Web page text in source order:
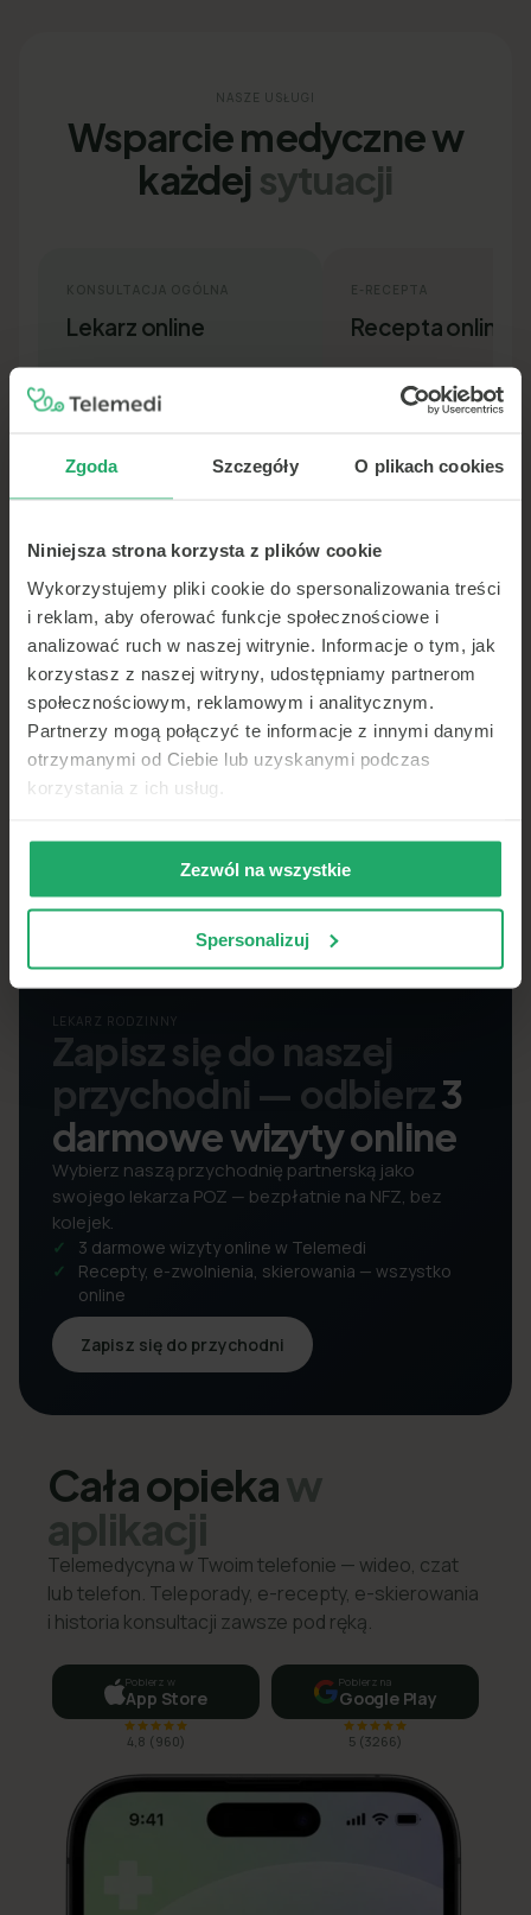
Zgoda Szczegóły O plikach cookies
Niniejsza strona korzysta z plików cookie
Wykorzystujemy pliki cookie do spersonalizowania treści
i reklam, aby oferować funkcje społecznościowe i
analizować ruch w naszej witrynie. Informacje o tym, jak
korzystasz z naszej witryny, udostępniamy partnerom
społecznościowym, reklamowym i analitycznym.
Partnerzy mogą połączyć te informacje z innymi danymi
otrzymanymi od Ciebie lub uzyskanymi podczas
korzystania z ich usług.
Zezwól na wszystkie
Spersonalizuj
NASZE USŁUGI
Wsparcie medyczne w
każdej sytuacji
Lekarz online
Lekarz pierwszego kontaktu w 15
minut — wideo, telefon lub czat.
E-RECEPTA
Recepta online
Nowa recepta lub
leków bez wizyty osobiście.
LEKARZ RODZINNY
Zapisz się do naszej
przychodni — odbierz3
darmowe wizyty online
Wybierz naszą przychodnię partnerską jako
swojego lekarza POZ — bezpłatnie na NFZ, bez
kolejek.
3 darmowe wizyty online w Telemedi
Recepty, e-zwolnienia, skierowania — wszystko
online
Zapisz się do przychodni
Cała opiekaw
aplikacji
Telemedycyna w Twoim telefonie — wideo, czat
lub telefon. Teleporady, e-recepty, e-skierowania
i historia konsultacji zawsze pod ręką.
Pobierz w
App Store
4,8 ( 960)
Pobierz na
Google Play
5 (3266)